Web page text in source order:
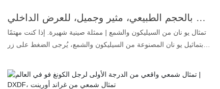
تمثال شمعي فاخر مصنوع حسب الطلب بالحجم الطبيعي، مثير وجميل، للعرض الداخلي | DXDF، تمثال شمعي من غراند أورينت
تمثال يو نان من السيليكون والشمع | ممثلة صينية شهيرة. إذا كنت مهتمًا
بتماثيل يو نان المصنوعة من السيليكون والشمع، يُرجى الضغط على زر
والرائحة والزيوت، وهو أعلى درجة جودة للمنتجات الغذائية. 2. تشابه
فائق: يصل تشابه شكل الوجه والجسم إلى 99.5%، ولذلك يُطلق عليه